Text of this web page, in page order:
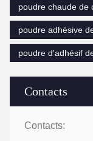
Contacts
Contacts:
poudre chaude de
poudre adhésive
poudre d'adhésif